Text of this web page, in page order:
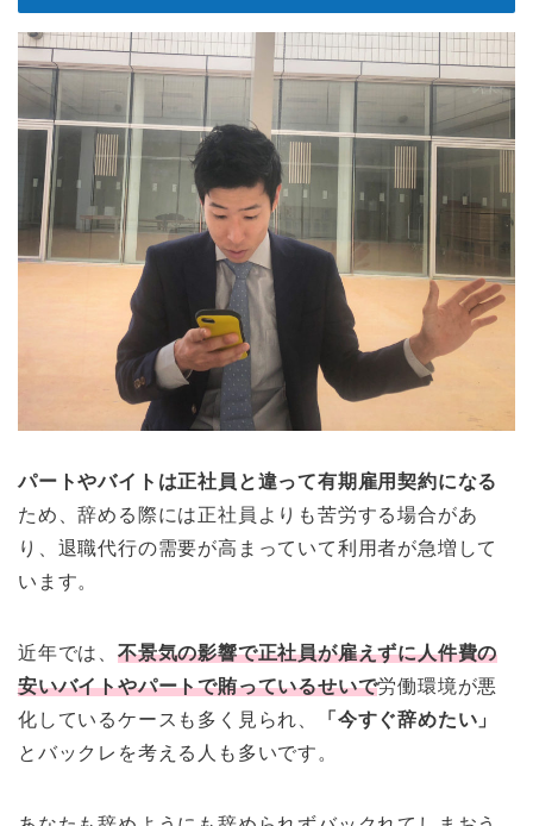
パートやバイトは正社員と違って有期雇用契約になる
ため、辞める際には正社員よりも苦労する場合があ
り、退職代行の需要が高まっていて利用者が急増して
います。
近年では、 不景気の影響で正社員が雇えずに人件費の
安いバイトやパートで賄っているせいで労働環境が悪
化しているケースも多く見られ、
「今すぐ辞めたい」
とバックレを考える人も多いです。